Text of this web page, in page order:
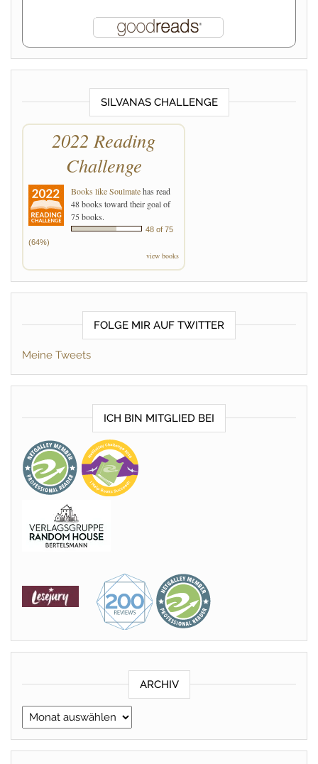
SILVANAS CHALLENGE
2022 Reading
Challenge
Books like Soulmatehas read
48 books toward their goal of
75 books.
48 of 75
(64%)
view books
FOLGE MIR AUF TWITTER
Meine Tweets
ICH BIN MITGLIED BEI
ARCHIV
Archiv